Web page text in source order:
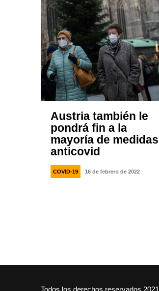
Austria también le
pondrá fin a la
mayoría de medidas
anticovid
COVID-19 16 de febrero de 2022
Todos los derechos reservados 2021